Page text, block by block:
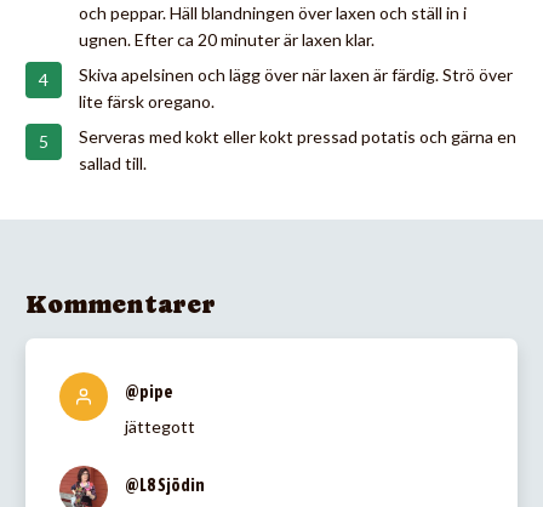
och peppar. Häll blandningen över laxen och ställ in i
ugnen. Efter ca 20 minuter är laxen klar.
Skiva apelsinen och lägg över när laxen är färdig. Strö över
lite färsk oregano.
Serveras med kokt eller kokt pressad potatis och gärna en
sallad till.
Kommentarer
@pipe
jättegott
@L8 Sjödin